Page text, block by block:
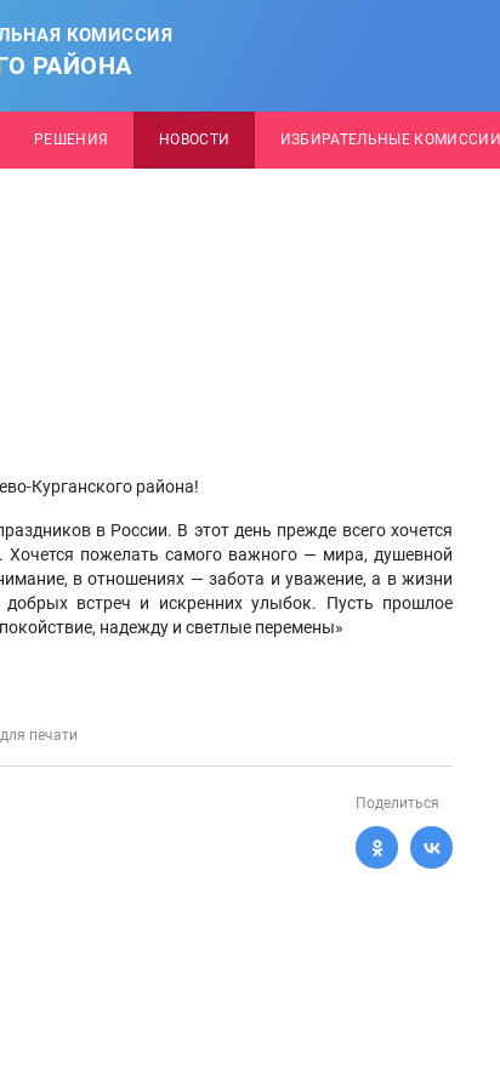
КОМИССИЯ
РАЙОНА
РЕШЕНИЯ НОВОСТИ ИЗБИРАТЕЛЬНЫЕ КОМИССИИ
Курганского района!
в России. В этот день прежде всего хочется
Хочется пожелать самого важного — мира, душевной
в отношениях — забота и уважение, а в жизни
встреч и искренних улыбок. Пусть прошлое
надежду и светлые перемены»
печати
Поделиться